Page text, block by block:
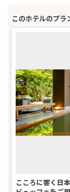
こころに響く日